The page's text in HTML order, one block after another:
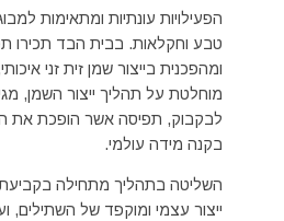
הפעילויות עונתיות ומתאימות
טבע וחקלאות. בבית הבד תכירו
ומהפכנית בייצור שמן זית זני
מוחלטת על תהליך ייצור השמן,
לבקבוק, תפיסה אשר הופכת את
בקנה מידה עולמי.
השליטה בתהליך מתחילה
ייצור עצמי ומוקפד של השתילים,